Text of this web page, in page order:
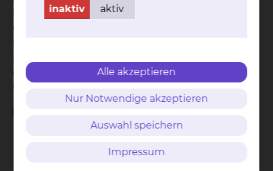
Mitarbeiter der Gastroenterologie, Chirurgie,
Onkologie, Strahlentherapie, Pathologie und
allen Phasen der Erkrankung betreuen und
entsprechend der neuesten wissenschaftlich
belegten Standards behandeln.
inaktiv aktiv
Alle akzeptieren
Nur Notwendige akzeptieren
Auswahl speichern
Impressum